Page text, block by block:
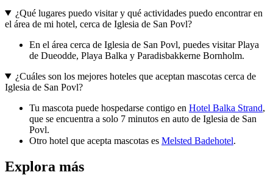
¿Qué lugares puedo visitar y qué actividades puedo encontrar en
el área de mi hotel, cerca de Iglesia de San Povl?
En el área cerca de Iglesia de San Povl, puedes visitar Playa
de Dueodde, Playa Balka y Paradisbakkerne Bornholm.
¿Cuáles son los mejores hoteles que aceptan mascotas cerca de
Iglesia de San Povl?
Tu mascota puede hospedarse contigo en Hotel Balka Strand,
que se encuentra a solo 7 minutos en auto de Iglesia de San
Povl.
Otro hotel que acepta mascotas es Melsted Badehotel.
Explora más